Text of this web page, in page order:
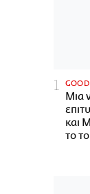
Μια
και
το